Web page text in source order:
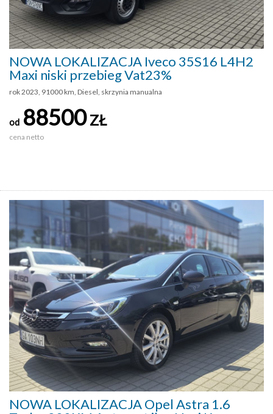
NOWA LOKALIZACJA Iveco 35S16 L4H2
Maxi niski przebieg Vat23%
rok 2023, 91000 km, Diesel, skrzynia manualna
od 88500ZŁ
cena netto
NOWA LOKALIZACJA Opel Astra 1.6